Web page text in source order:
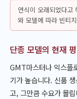
연식이 오래되었다고
와 모델에 따라 빈티
단종 모델의 현재
GMT마스터나 익스플
기가 높습니다. 신품
고, 그만큼 수요가 몰